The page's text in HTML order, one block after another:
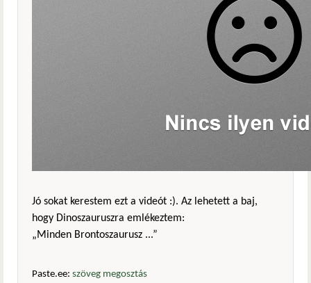
Jó sokat kerestem ezt a videót :). Az lehetett a baj,
hogy Dinoszauruszra emlékeztem:
„Minden Brontoszaurusz ...”
Paste.ee: szöveg megosztás